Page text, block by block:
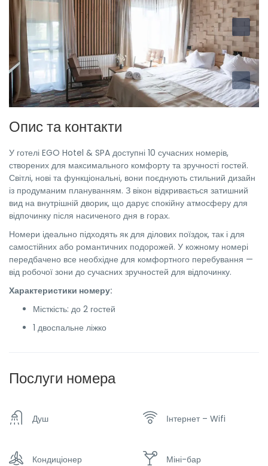
Опис та контакти
У готелі EGO Hotel & SPA доступні 10 сучасних номерів,
створених для максимального комфорту та зручності гостей.
Світлі, нові та функціональні, вони поєднують стильний дизайн
із продуманим плануванням. З вікон відкривається затишний
вид на внутрішній дворик, що дарує спокійну атмосферу для
відпочинку після насиченого дня в горах.
Номери ідеально підходять як для ділових поїздок, так і для
самостійних або романтичних подорожей. У кожному номері
передбачено все необхідне для комфортного перебування —
від робочої зони до сучасних зручностей для відпочинку.
Характеристики номеру:
Місткість: до 2 гостей
1 двоспальне ліжко
Послуги номера
Душ Інтернет – Wifi
Кондиціонер Міні-бар